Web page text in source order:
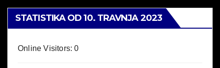
STATISTIKA OD 10. TRAVNJA 2023
Online Visitors:0